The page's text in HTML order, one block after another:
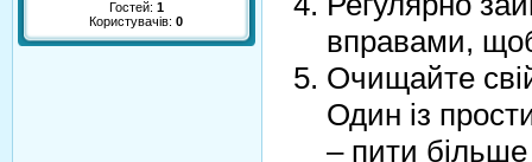
Гостей: 1
Користувачів:0
вправами,
Очищайте
Один із
– пити більше